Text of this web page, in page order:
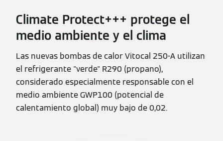
Climate Protect+++ protege el
medio ambiente y el clima
Las nuevas bombas de calor Vitocal 250-A utilizan
el refrigerante "verde" R290 (propano),
considerado especialmente responsable con el
medio ambiente GWP100 (potencial de
calentamiento global) muy bajo de 0,02.